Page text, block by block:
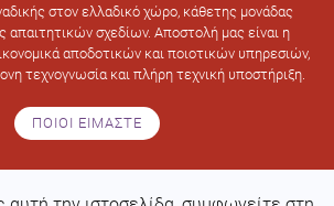
στον ελλαδικό χώρο, κάθετης μονάδας
σχεδίων. Αποστολή μας είναι η
αποδοτικών και ποιοτικών υπηρεσιών,
τεχνογνωσία και πλήρη τεχνική υποστήριξη.
ΠΟΙΟΙ ΕΙΜΑΣΤΕ